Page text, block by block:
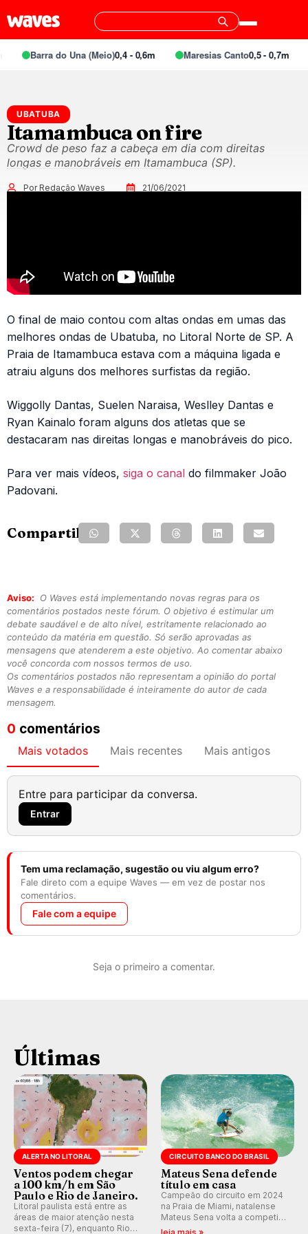
Barra do Una (Meio)0,4 - 0,6m Maresias Canto0,5 - 0,7m
UBATUBA
Itamambuca on fire
Crowd de peso faz a cabeça em dia com direitas
longas e manobráveis em Itamambuca (SP).
Por Redação Waves 21/06/2021
O final de maio contou com altas ondas em umas das
melhores ondas de Ubatuba, no Litoral Norte de SP. A
Praia de Itamambuca estava com a máquina ligada e
atraiu alguns dos melhores surfistas da região.
Wiggolly Dantas, Suelen Naraisa, Weslley Dantas e
Ryan Kainalo foram alguns dos atletas que se
destacaram nas direitas longas e manobráveis do pico.
Para ver mais vídeos, siga o canal do filmmaker João
Padovani.
Compartilhe:
Aviso:
O Waves está implementando novas regras para os
comentários postados neste fórum. O objetivo é estimular um
debate saudável e de alto nível, estritamente relacionado ao
conteúdo da matéria em questão. Só serão aprovadas as
mensagens que atenderem a este objetivo. Ao comentar abaixo
você concorda com nossos termos de uso.
Os comentários postados não representam a opinião do portal
Waves e a responsabilidade é inteiramente do autor de cada
mensagem.
0 comentários
Mais votados Mais recentes Mais antigos
Entre para participar da conversa.
Entrar
Tem uma reclamação, sugestão ou viu algum erro?
Fale direto com a equipe Waves — em vez de postar nos
comentários.
Fale com a equipe
Seja o primeiro a comentar.
Últimas
ALERTA NO LITORAL
Ventos podem chegar
a 100 km/h em São
Paulo e Rio de Janeiro.
Litoral paulista está entre as
áreas de maior atenção nesta
sexta-feira (7), enquanto Rio
CIRCUITO BANCO DO BRASIL
Mateus Sena defende
título em casa
Campeão do circuito em 2024
na Praia de Miami, natalense
Mateus Sena volta a competir
em casa em busca de manter a